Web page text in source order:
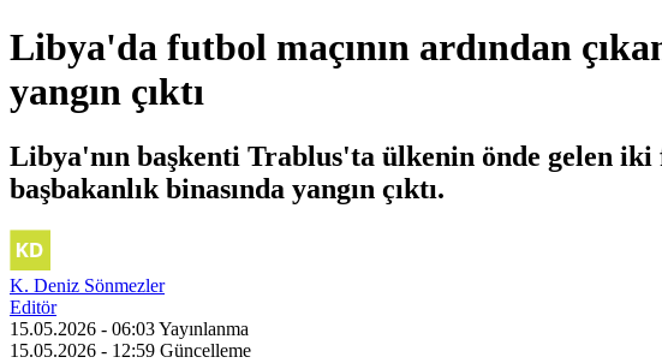
Libya'da futbol maçının ardından
yangın çıktı
Libya'nın başkenti Trablus'ta ülkenin önde gelen iki
başbakanlık binasında yangın çıktı.
K. Deniz Sönmezler
Editör
15.05.2026 - 06:03Yayınlanma
15.05.2026 - 12:59 Güncelleme